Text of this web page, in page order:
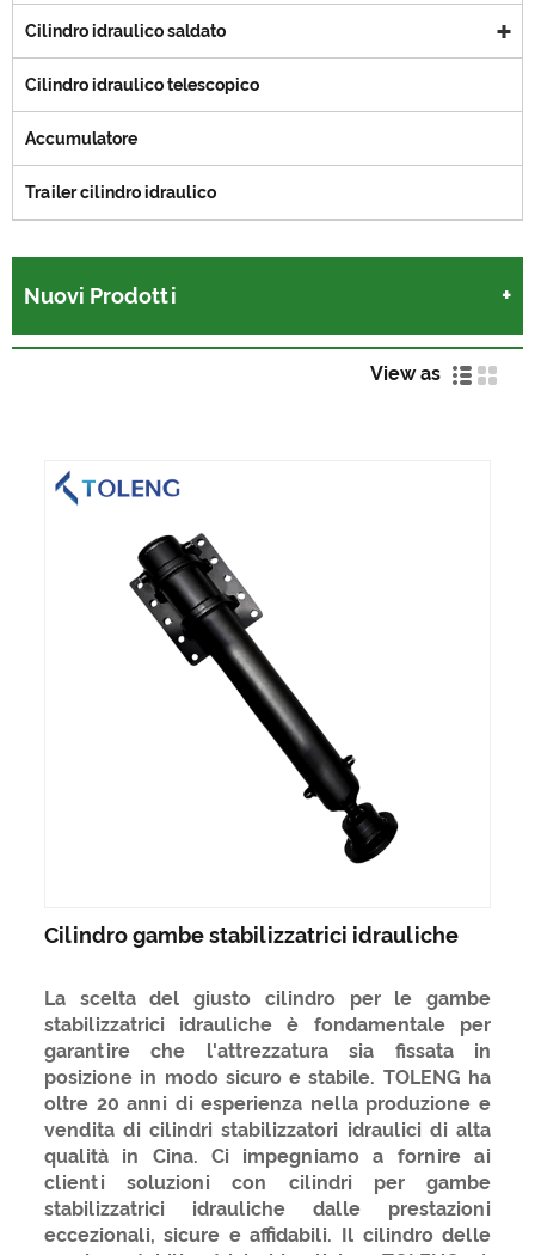
Cilindro idraulico saldato
Cilindro idraulico telescopico
Accumulatore
Trailer cilindro idraulico
Nuovi Prodotti
View as
Cilindro gambe stabilizzatrici idrauliche
La scelta del giusto cilindro per le gambe
stabilizzatrici idrauliche è fondamentale per
garantire che l'attrezzatura sia fissata in
posizione in modo sicuro e stabile. TOLENG ha
oltre 20 anni di esperienza nella produzione e
vendita di cilindri stabilizzatori idraulici di alta
qualità in Cina. Ci impegniamo a fornire ai
clienti soluzioni con cilindri per gambe
stabilizzatrici idrauliche dalle prestazioni
eccezionali, sicure e affidabili. Il cilindro delle